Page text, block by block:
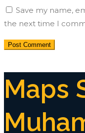
Save my name,
the next time I
Maps